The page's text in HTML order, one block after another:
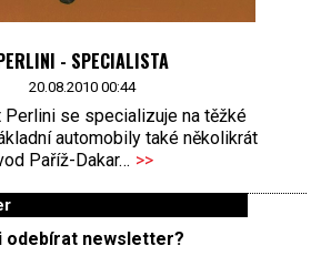
- SPECIALISTA
20.08.2010 00:44
se specializuje na těžké
automobily také několikrát
Paříž-Dakar… >>
odebírat newsletter?